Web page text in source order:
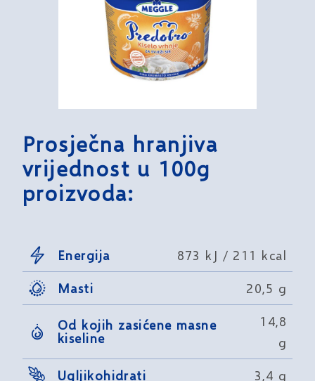
Prosječna hranjiva
vrijednost u 100g
proizvoda:
Energija 873 kJ / 211 kcal
Masti 20,5 g
Od kojih zasićene masne
kiseline
14,8
g
Ugljikohidrati 3,4 g